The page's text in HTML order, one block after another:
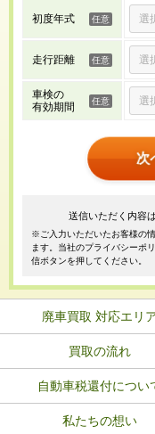
初度年式
走行距離
車検の
有効期間
次
送信いただく内容
※ご入力いただいたお客様の
ます。当社のプライバシーポ
信ボタンを押してください。
廃車買取 対応エリ
買取の流れ
自動車税還付につい
私たちの想い